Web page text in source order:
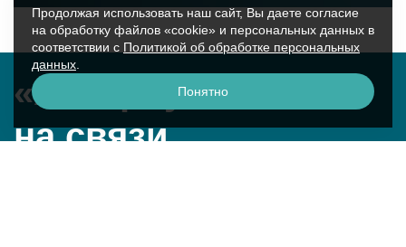
«Аквариус»
на связи
Продолжая использовать наш сайт, Вы даете согласие
на обработку файлов «cookie» и персональных данных в
соответствии с Политикой об обработке персональных
данных
Понятно